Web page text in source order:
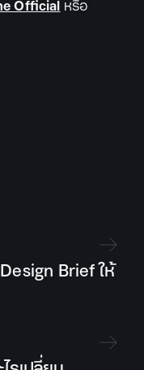
Officialหรือ
Brief ให้